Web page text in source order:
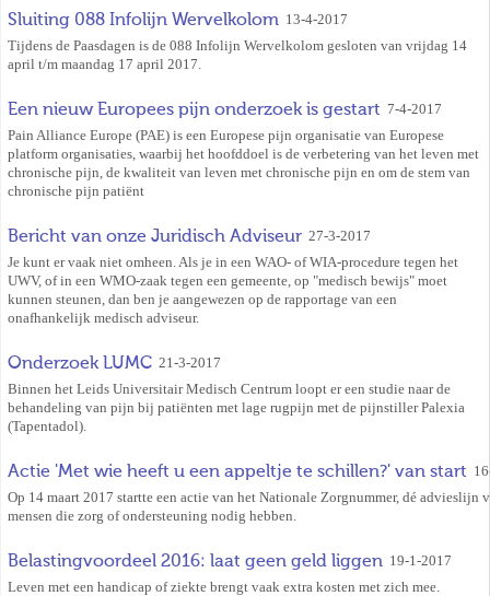
Sluiting 088 Infolijn Wervelkolom 13-4-2017
Tijdens de Paasdagen is de 088 Infolijn Wervelkolom gesloten van vrijdag 14
april t/m maandag 17 april 2017.
Een nieuw Europees pijn onderzoek is gestart 7-4-2017
Pain Alliance Europe (PAE) is een Europese pijn organisatie van Europese
platform organisaties, waarbij het hoofddoel is de verbetering van het leven met
chronische pijn, de kwaliteit van leven met chronische pijn en om de stem van
chronische pijn patiënt
Bericht van onze Juridisch Adviseur 27-3-2017
Je kunt er vaak niet omheen. Als je in een WAO- of WIA-procedure tegen het
UWV, of in een WMO-zaak tegen een gemeente, op "medisch bewijs" moet
kunnen steunen, dan ben je aangewezen op de rapportage van een
onafhankelijk medisch adviseur.
Onderzoek LUMC 21-3-2017
Binnen het Leids Universitair Medisch Centrum loopt er een studie naar de
behandeling van pijn bij patiënten met lage rugpijn met de pijnstiller Palexia
(Tapentadol).
Actie 'Met wie heeft u een appeltje te schillen?' van start
Op 14 maart 2017 startte een actie van het Nationale Zorgnummer, dé advieslijn
mensen die zorg of ondersteuning nodig hebben.
Belastingvoordeel 2016: laat geen geld liggen 19-1-2017
Leven met een handicap of ziekte brengt vaak extra kosten met zich mee.